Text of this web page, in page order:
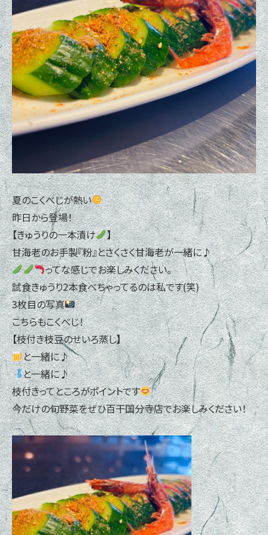
夏のこくべじが熱い
昨日から登場！
【きゅうりの一本漬け
】
甘海老のお手製『粉』とさくさく甘海老が一緒に♪
ってな感じでお楽しみください。
試食きゅうり2本食べちゃってるのは私です(笑)
3枚目の写真
こちらもこくべじ！
【枝付き枝豆のせいろ蒸し】
と一緒に♪
と一緒に♪
枝付きってところがポイントです
今だけの旬野菜をぜひ百干国分寺店でお楽しみください！